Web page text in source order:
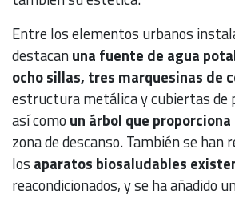
Entre los elementos urbanos
destacanuna fuente de agua
ocho sillas, tres marquesinas de
estructura metálica y cubiertas
así como un árbol que
zona de descanso. También se han
los aparatos biosaludables
reacondicionados, y se ha añadido